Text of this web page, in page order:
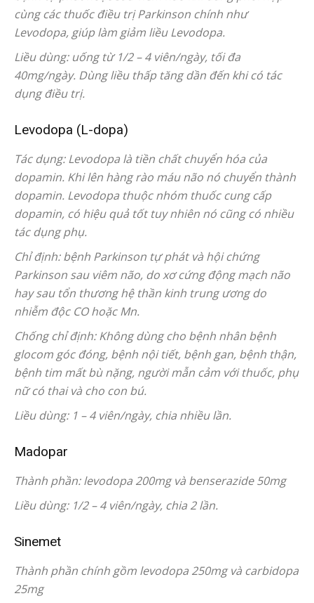
cùng các thuốc điều trị Parkinson chính như
Levodopa, giúp làm giảm liều Levodopa.
Liều dùng: uống từ 1/2 – 4 viên/ngày, tối đa
40mg/ngày. Dùng liều thấp tăng dần đến khi có tác
dụng điều trị.
Levodopa (L-dopa)
Tác dụng: Levodopa là tiền chất chuyển hóa của
dopamin. Khi lên hàng rào máu não nó chuyển thành
dopamin. Levodopa thuộc nhóm thuốc cung cấp
dopamin, có hiệu quả tốt tuy nhiên nó cũng có nhiều
tác dụng phụ.
Chỉ định: bệnh Parkinson tự phát và hội chứng
Parkinson sau viêm não, do xơ cứng động mạch não
hay sau tổn thương hệ thần kinh trung ương do
nhiễm độc CO hoặc Mn.
Chống chỉ định: Không dùng cho bệnh nhân bệnh
glocom góc đóng, bệnh nội tiết, bệnh gan, bệnh thận,
bệnh tim mất bù nặng, người mẫn cảm với thuốc, phụ
nữ có thai và cho con bú.
Liều dùng: 1 – 4 viên/ngày, chia nhiều lần.
Madopar
Thành phần: levodopa 200mg và benserazide 50mg
Liều dùng: 1/2 – 4 viên/ngày, chia 2 lần.
Sinemet
Thành phần chính gồm levodopa 250mg và carbidopa
25mg